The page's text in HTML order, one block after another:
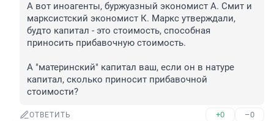
А вот иноагенты, буржуазный экономист А. Смит и
марксистский экономист К. Маркс утверждали,
будто капитал - это стоимость, способная
приносить прибавочную стоимость.
А "материнский" капитал ваш, если он в натуре
капитал, сколько приносит прибавочной
стоимости?
ОТВЕТИТЬ +0 –0